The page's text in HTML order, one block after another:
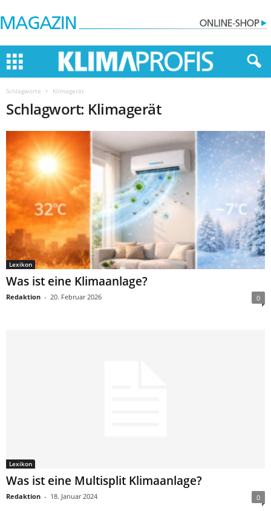
Schlagworte Klimagerät
Schlagwort: Klimagerät
Lexikon
Was ist eine Klimaanlage?
Redaktion - 20. Februar 2026 0
Lexikon
Was ist eine Multisplit Klimaanlage?
Redaktion - 18. Januar 2024 0